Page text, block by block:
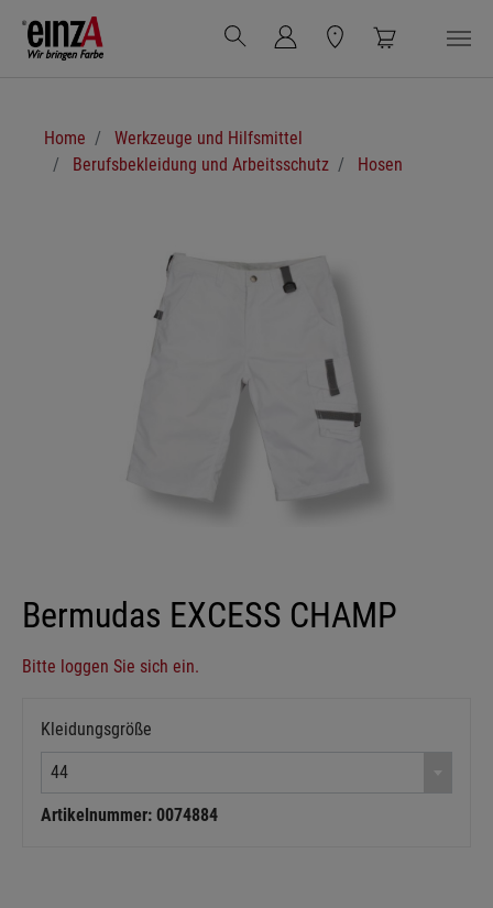
Zum Hauptinhalt springen
Home
Werkzeuge und Hilfsmittel
Berufsbekleidung und Arbeitsschutz
Hosen
Bermudas EXCESS CHAMP
Bitte loggen Sie sich ein.
Kleidungsgröße
44
Artikelnummer: 0074884